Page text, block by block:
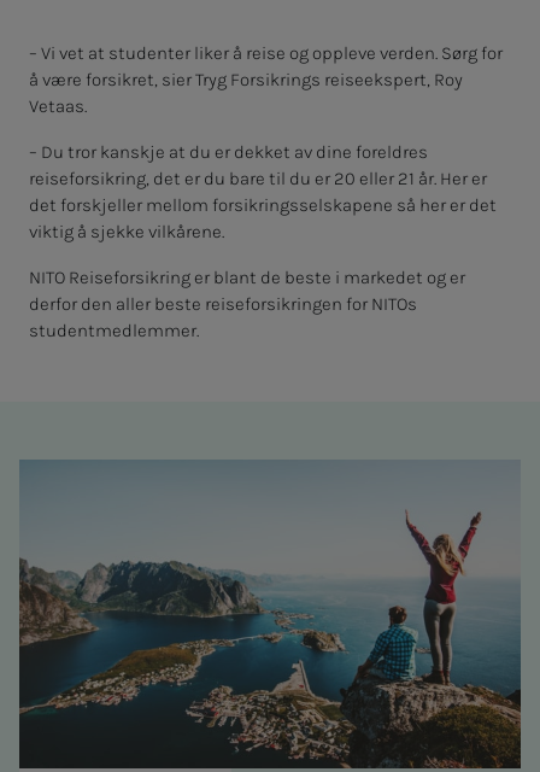
– Vi vet at studenter liker å reise og oppleve verden. Sørg for
å være forsikret, sier Tryg Forsikrings reiseekspert, Roy
Vetaas.
– Du tror kanskje at du er dekket av dine foreldres
reiseforsikring, det er du bare til du er 20 eller 21 år. Her er
det forskjeller mellom forsikringsselskapene så her er det
viktig å sjekke vilkårene.
NITO Reiseforsikring er blant de beste i markedet og er
derfor den aller beste reiseforsikringen for NITOs
studentmedlemmer.